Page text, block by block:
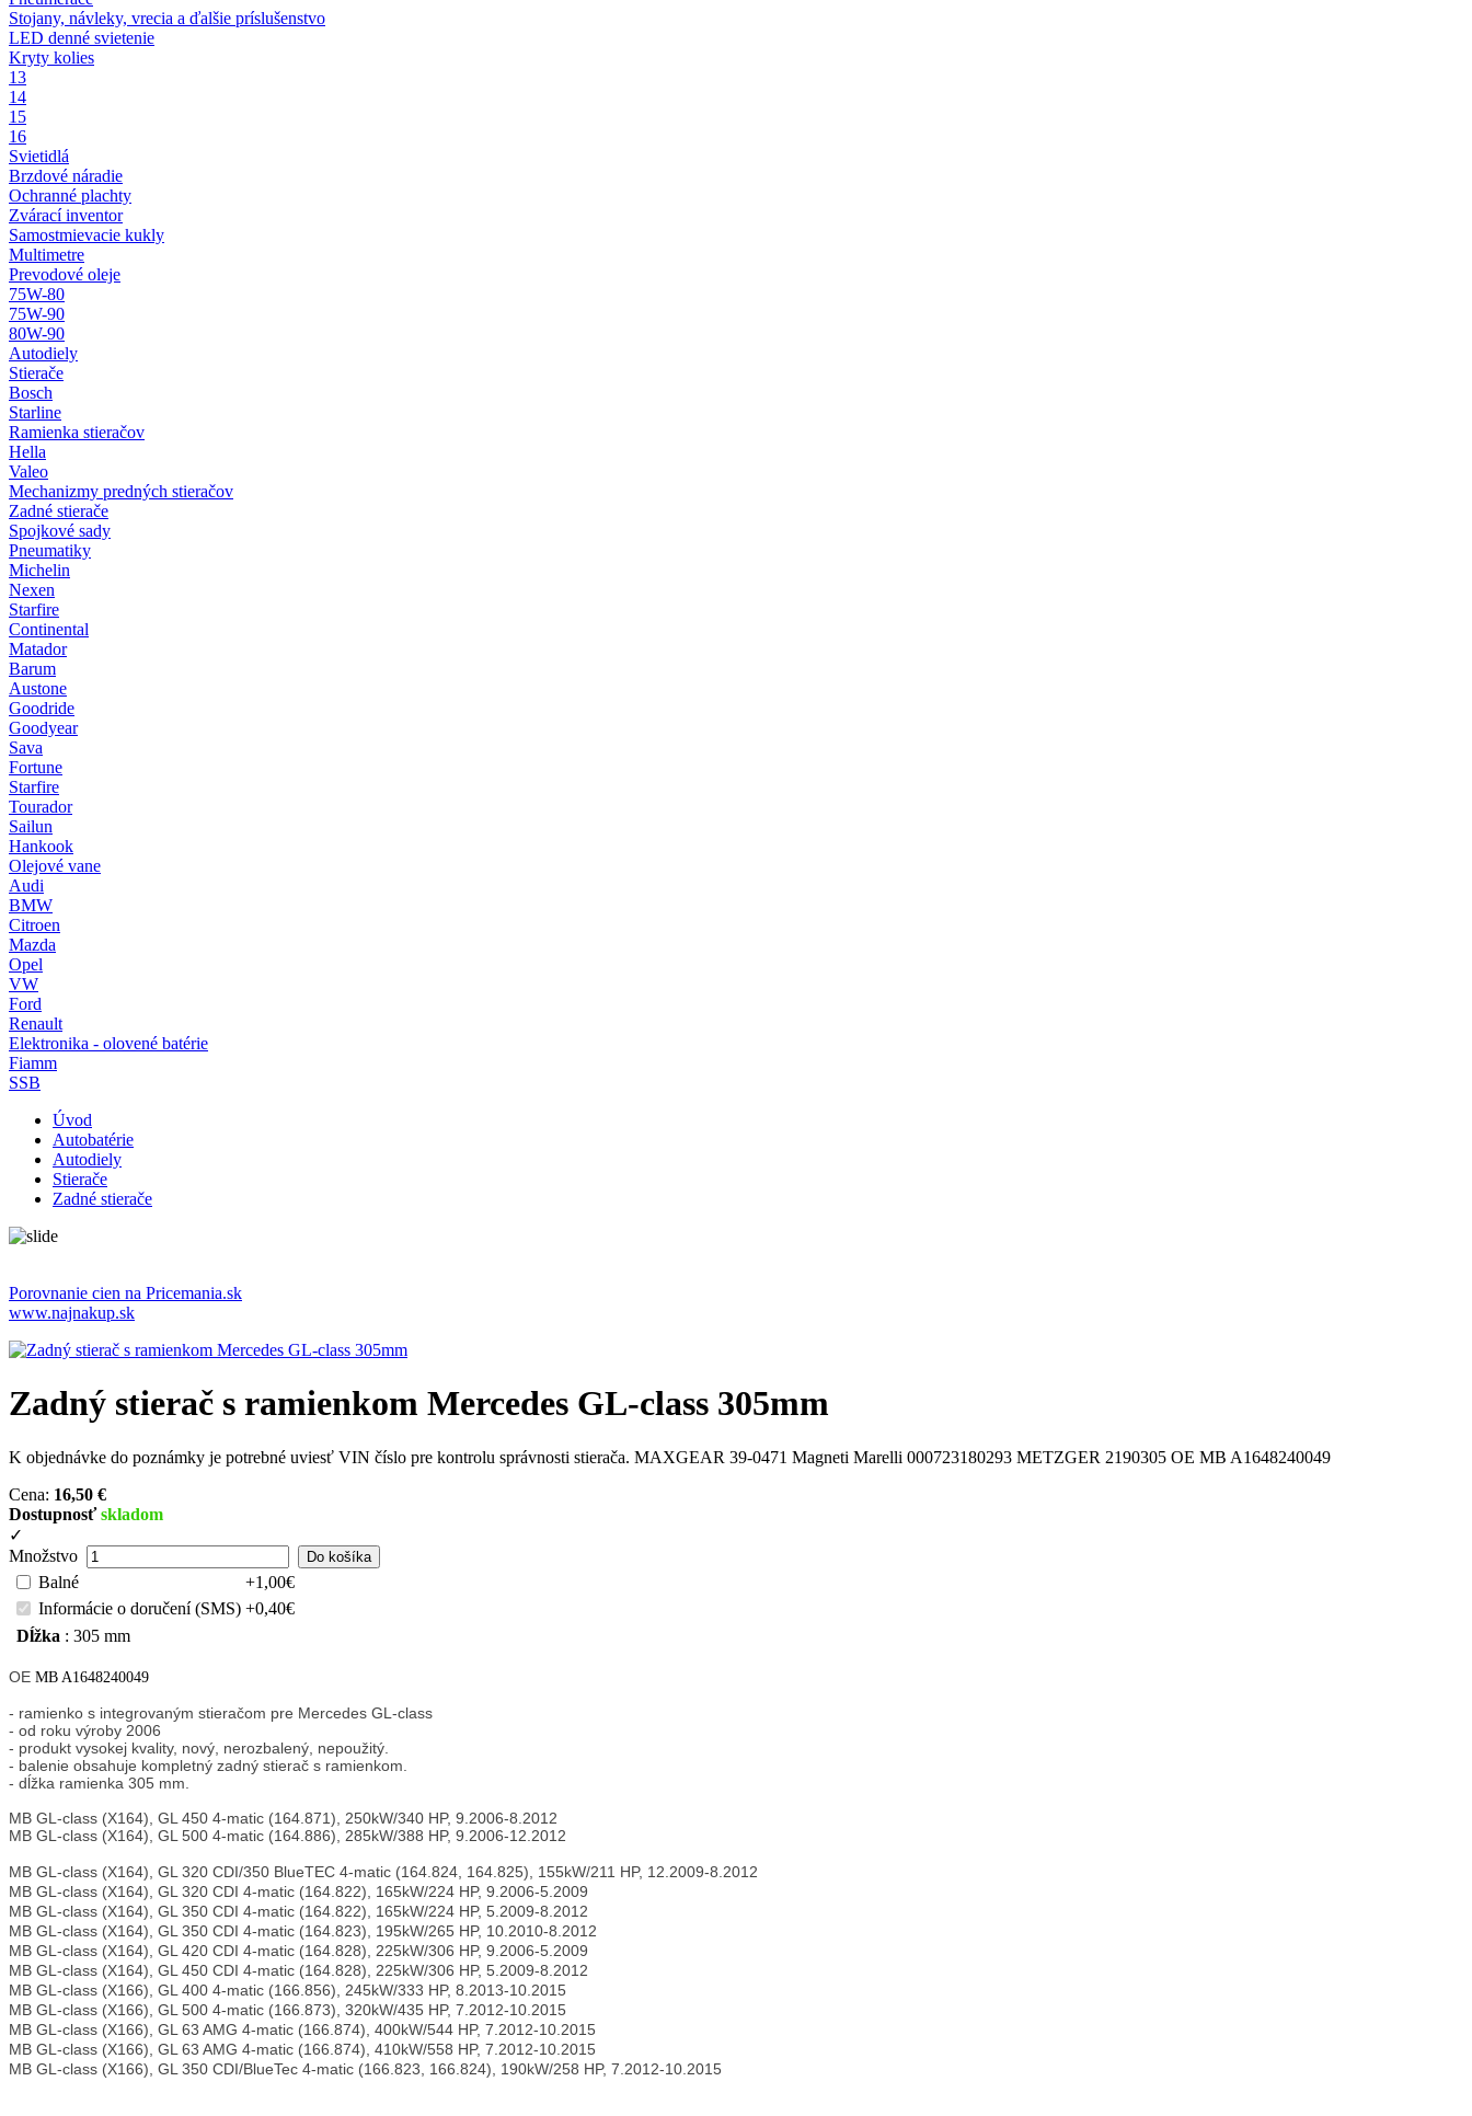
Stojany, návleky, vrecia a ďalšie príslušenstvo
LED denné svietenie
Kryty kolies
13
14
15
16
Svietidlá
Brzdové náradie
Ochranné plachty
Zvárací inventor
Samostmievacie kukly
Multimetre
Prevodové oleje
75W-80
75W-90
80W-90
Autodiely
Stierače
Bosch
Starline
Ramienka stieračov
Hella
Valeo
Mechanizmy predných stieračov
Zadné stierače
Spojkové sady
Pneumatiky
Michelin
Nexen
Starfire
Continental
Matador
Barum
Austone
Goodride
Goodyear
Sava
Fortune
Starfire
Tourador
Sailun
Hankook
Olejové vane
Audi
BMW
Citroen
Mazda
Opel
VW
Ford
Renault
Elektronika - olovené batérie
Fiamm
SSB
Úvod
Autobatérie
Autodiely
Stierače
Zadné stierače
Porovnanie cien na Pricemania.sk
www.najnakup.sk
Zadný stierač s ramienkom Mercedes GL-class 305mm
K objednávke do poznámky je potrebné uviesť VIN číslo pre kontrolu správnosti stierača. MAXGEAR 39-0471 Magneti Marelli 000723180293 METZGER 2190305 OE MB A1648240049
Cena: 16,50 €
Dostupnosť skladom
✓
Množstvo
Balné
+1,00€
Informácie o doručení (SMS) +0,40€
Dĺžka : 305 mm
OE MB A1648240049
- ramienko s integrovaným stieračom pre Mercedes GL-class
- od roku výroby 2006
- produkt vysokej kvality, nový, nerozbalený, nepoužitý.
- balenie obsahuje kompletný zadný stierač s ramienkom.
- dĺžka ramienka 305 mm.
MB GL-class (X164), GL 450 4-matic (164.871), 250kW/340 HP, 9.2006-8.2012
MB GL-class (X164), GL 500 4-matic (164.886), 285kW/388 HP, 9.2006-12.2012
MB GL-class (X164), GL 320 CDI/350 BlueTEC 4-matic (164.824, 164.825), 155kW/211 HP, 12.2009-8.2012
MB GL-class (X164), GL 320 CDI 4-matic (164.822), 165kW/224 HP, 9.2006-5.2009
MB GL-class (X164), GL 350 CDI 4-matic (164.822), 165kW/224 HP, 5.2009-8.2012
MB GL-class (X164), GL 350 CDI 4-matic (164.823), 195kW/265 HP, 10.2010-8.2012
MB GL-class (X164), GL 420 CDI 4-matic (164.828), 225kW/306 HP, 9.2006-5.2009
MB GL-class (X164), GL 450 CDI 4-matic (164.828), 225kW/306 HP, 5.2009-8.2012
MB GL-class (X166), GL 400 4-matic (166.856), 245kW/333 HP, 8.2013-10.2015
MB GL-class (X166), GL 500 4-matic (166.873), 320kW/435 HP, 7.2012-10.2015
MB GL-class (X166), GL 63 AMG 4-matic (166.874), 400kW/544 HP, 7.2012-10.2015
MB GL-class (X166), GL 63 AMG 4-matic (166.874), 410kW/558 HP, 7.2012-10.2015
MB GL-class (X166), GL 350 CDI/BlueTec 4-matic (166.823, 166.824), 190kW/258 HP, 7.2012-10.2015